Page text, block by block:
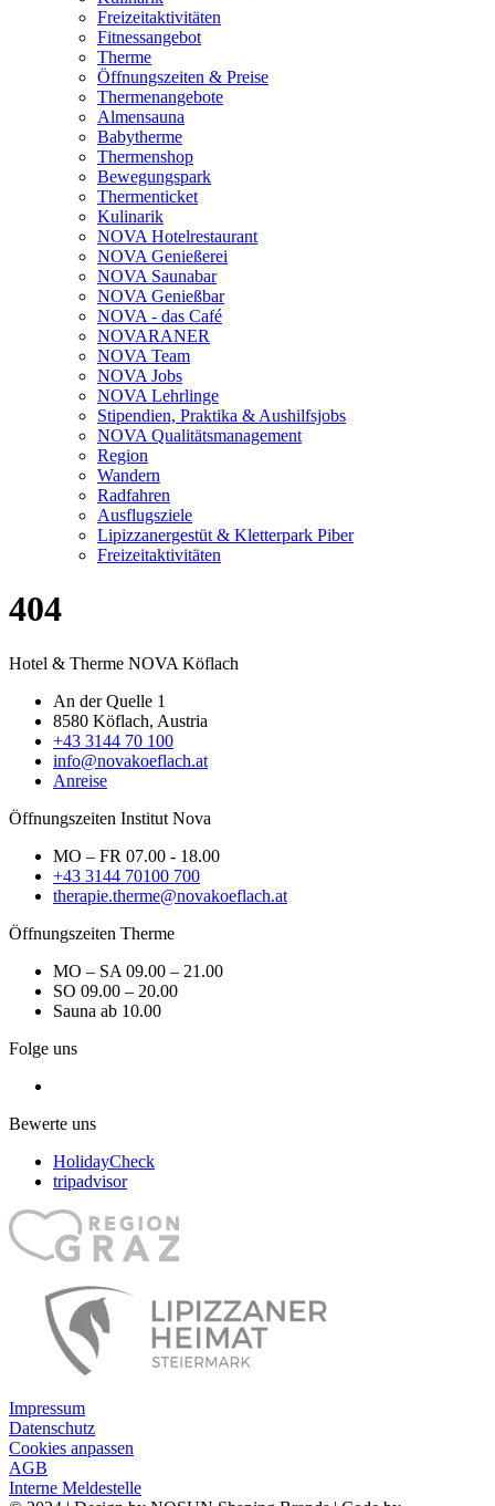
Freizeitaktivitäten
Fitnessangebot
Therme
Öffnungszeiten & Preise
Thermenangebote
Almensauna
Babytherme
Thermenshop
Bewegungspark
Thermenticket
Kulinarik
NOVA Hotelrestaurant
NOVA Genießerei
NOVA Saunabar
NOVA Genießbar
NOVA - das Café
NOVARANER
NOVA Team
NOVA Jobs
NOVA Lehrlinge
Stipendien, Praktika & Aushilfsjobs
NOVA Qualitätsmanagement
Region
Wandern
Radfahren
Ausflugsziele
Lipizzanergestüt & Kletterpark Piber
Freizeitaktivitäten
404
Hotel & Therme NOVA Köflach
An der Quelle 1
8580 Köflach, Austria
+43 3144 70 100
info@novakoeflach.at
Anreise
Öffnungszeiten Institut Nova
MO – FR 07.00 - 18.00
+43 3144 70100 700
therapie.therme@novakoeflach.at
Öffnungszeiten Therme
MO – SA 09.00 – 21.00
SO 09.00 – 20.00
Sauna ab 10.00
Folge uns
Bewerte uns
HolidayCheck
tripadvisor
Impressum
Datenschutz
Cookies anpassen
AGB
Interne Meldestelle